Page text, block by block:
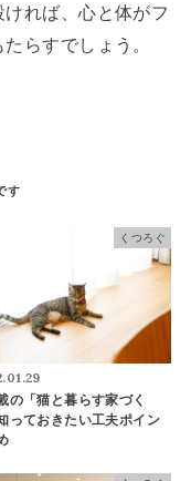
れば、心と体がフ
らすでしょう。
くつろぐ
の「猫と暮らす家づく
っておきたい工夫ポイン